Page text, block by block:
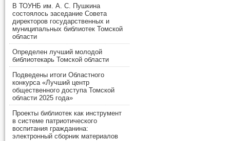
В ТОУНБ им. А. С. Пушкина
состоялось заседание Совета
директоров государственных и
муниципальных библиотек Томской
области
Определен лучший молодой
библиотекарь Томской области
Подведены итоги Областного
конкурса «Лучший центр
общественного доступа Томской
области 2025 года»
Проекты библиотек как инструмент
в системе патриотического
воспитания гражданина:
электронный сборник материалов